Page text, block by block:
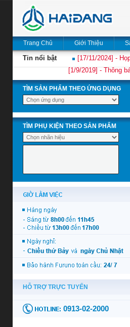
Trang Chủ Giới Thiệu
Tin nổi bật
[17/11/2024] -
[1/9/2019] - Thông
TÌM SẢN PHẨM THEO ỨNG DỤNG
TÌM PHỤ KIỆN THEO SẢN PHẨM